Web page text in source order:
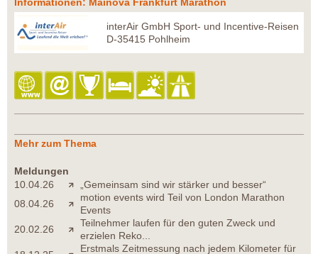
interAir GmbH Sport- und Incentive-Reisen
D-35415 Pohlheim
Mehr zum Thema
Meldungen
10.04.26
„Gemeinsam sind wir stärker und besser“
08.04.26
motion events wird Teil von London Marathon
Events
20.02.26
Teilnehmer laufen für den guten Zweck und
erzielen Reko...
Erstmals Zeitmessung nach jedem Kilometer für